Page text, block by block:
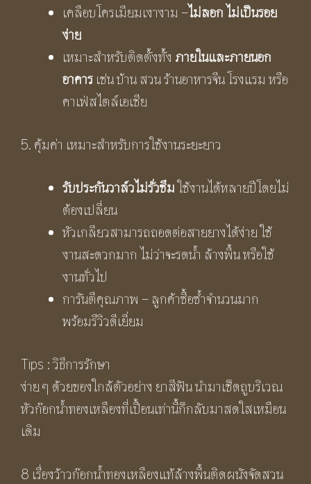
เคลือบโครเมียมเงางาม –ไม่ลอก ไม่เป็นรอย
ง่าย
เหมาะสำหรับติดตั้งทั้ง ภายในและภายนอก
อาคาร เช่น บ้าน สวน ร้านอาหารจีน โรงแรม หรือ
คาเฟ่สไตล์เอเชีย
5. คุ้มค่า เหมาะสำหรับการใช้งานระยะยาว
รับประกันวาล์วไม่รั่วซึมใช้งานได้หลายปีโดยไม่
ต้องเปลี่ยน
หัวเกลียวสามารถถอดต่อสายยางได้ง่าย ใช้
งานสะดวกมาก ไม่ว่าจะรดน้ำ ล้างพื้น หรือใช้
งานทั่วไป
การันตีคุณภาพ – ลูกค้าซื้อซ้ำจำนวนมาก
พร้อมรีวิวดีเยี่ยม
Tips : วิธีการรักษา
ง่าย ๆ ด้วยของใกล้ตัวอย่าง ยาสีฟัน นำมาเช็ดถูบริเวณ
หัวก๊อกน้ำทองเหลืองที่เปื้อนเท่านี้ก็กลับมาสดใสเหมือน
เดิม
8 เรื่องว้าวก๊อกน้ำทองเหลืองแท้ล้างพื้นติดผนังจัดสวน